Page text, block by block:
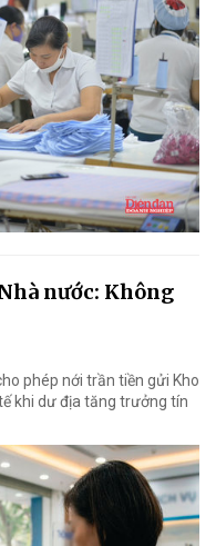
nước: Không
phép nới trần tiền gửi Kho
khi dư địa tăng trưởng tín